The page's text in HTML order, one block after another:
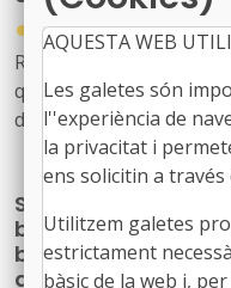
●
24/12/2025
Resolució EMT/4764/
qual s'aprova la
de subvencions a les
firals per millorar la
Subvencions per a
bibliogràfics o
biblioteques del
de Catalunya en
AQUESTA WEB
Les galetes són
l''experiència de
la privacitat i
ens solicitin a través
Utilitzem galetes
estrictament
bàsic de la web i,